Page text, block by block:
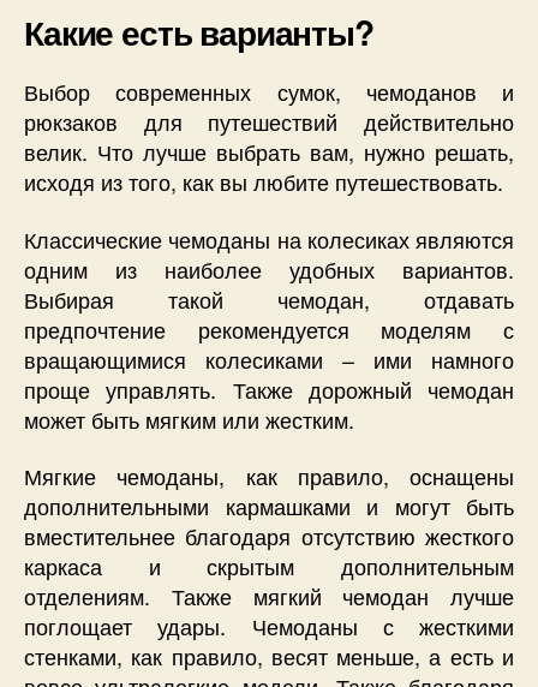
Какие есть варианты?
Выбор современных сумок, чемоданов и
рюкзаков для путешествий действительно
велик. Что лучше выбрать вам, нужно решать,
исходя из того, как вы любите путешествовать.
Классические чемоданы на колесиках являются
одним из наиболее удобных вариантов.
Выбирая такой чемодан, отдавать
предпочтение рекомендуется моделям с
вращающимися колесиками – ими намного
проще управлять. Также дорожный чемодан
может быть мягким или жестким.
Мягкие чемоданы, как правило, оснащены
дополнительными кармашками и могут быть
вместительнее благодаря отсутствию жесткого
каркаса и скрытым дополнительным
отделениям. Также мягкий чемодан лучше
поглощает удары. Чемоданы с жесткими
стенками, как правило, весят меньше, а есть и